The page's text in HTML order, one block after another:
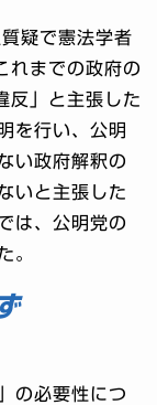
疑で憲法学者
れまでの政府の
反」と主張した
を行い、公明
い政府解釈の
いと主張した
は、公明党の
。
の必要性につ